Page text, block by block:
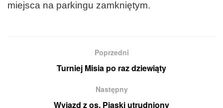
miejsca na parkingu zamkniętym.
Poprzedni
Turniej Misia po raz dziewiąty
Następny
Wyjazd z os. Piaski utrudniony